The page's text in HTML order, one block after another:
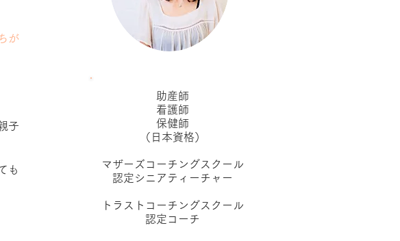
助産師
看護師
保健師
​（日本資格）
マザーズコーチングスクール
認定シニアティーチャー
​トラストコーチングスクール
認定コーチ
が
子
も